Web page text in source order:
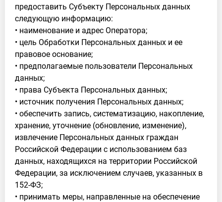
предоставить Субъекту Персональных данных
следующую информацию:
• наименование и адрес Оператора;
• цель Обработки Персональных данных и ее
правовое основание;
• предполагаемые пользователи Персональных
данных;
• права Субъекта Персональных данных;
• источник получения Персональных данных;
• обеспечить запись, систематизацию, накопление,
хранение, уточнение (обновление, изменение),
извлечение Персональных данных граждан
Российской Федерации с использованием баз
данных, находящихся на территории Российской
Федерации, за исключением случаев, указанных в
152-ФЗ;
• принимать меры, направленные на обеспечение